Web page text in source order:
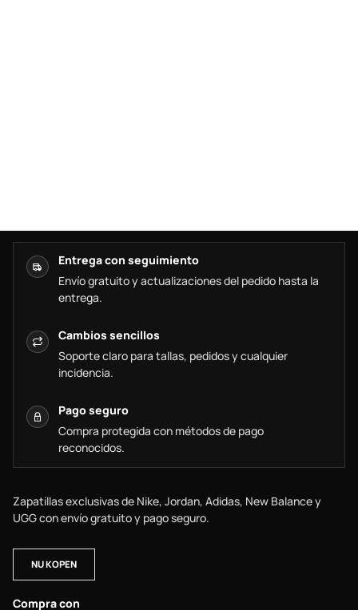
Entrega con seguimiento
Envío gratuito y actualizaciones del pedido hasta la
entrega.
Cambios sencillos
Soporte claro para tallas, pedidos y cualquier
incidencia.
Pago seguro
Compra protegida con métodos de pago
reconocidos.
Zapatillas exclusivas de Nike, Jordan, Adidas, New Balance y
UGG con envío gratuito y pago seguro.
NU KOPEN
Compra con